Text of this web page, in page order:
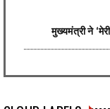
मुख्यमंत्री ने